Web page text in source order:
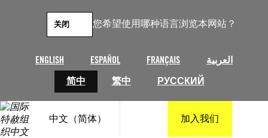
您希望使用哪种语言浏览本网站？
ENGLISH ESPAÑOL FRANÇAIS
العربية
简中
繁中 РУССКИЙ
关闭
中文（简体） 加入我们